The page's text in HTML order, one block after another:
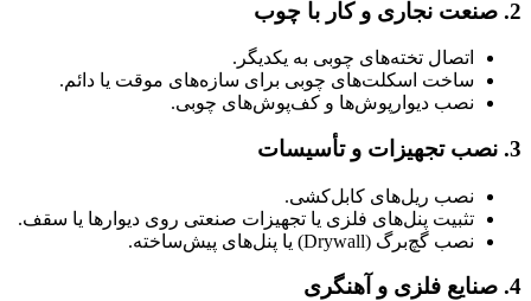
2. صنعت نجاری و کار با چوب
اتصال تخته‌های چوبی به یکدیگر.
ساخت اسکلت‌های چوبی برای سازه‌های موقت یا دائم.
نصب دیوارپوش‌ها و کف‌پوش‌های چوبی.
3. نصب تجهیزات و تأسیسات
نصب ریل‌های کابل‌کشی.
تثبیت پنل‌های فلزی یا تجهیزات صنعتی روی دیوارها یا سقف.
نصب گچ‌برگ (Drywall) یا پنل‌های پیش‌ساخته.
4. صنایع فلزی و آهنگری